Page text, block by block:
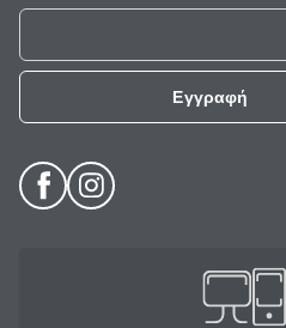
Εγγραφή